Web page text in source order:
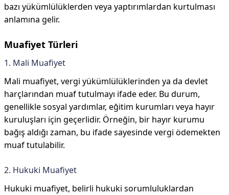
bazı yükümlülüklerden veya yaptırımlardan kurtulması
anlamına gelir.
Muafiyet Türleri
1. Mali Muafiyet
Mali muafiyet, vergi yükümlülüklerinden ya da devlet
harçlarından muaf tutulmayı ifade eder. Bu durum,
genellikle sosyal yardımlar, eğitim kurumları veya hayır
kuruluşları için geçerlidir. Örneğin, bir hayır kurumu
bağış aldığı zaman, bu ifade sayesinde vergi ödemekten
muaf tutulabilir.
2. Hukuki Muafiyet
Hukuki muafiyet, belirli hukuki sorumluluklardan